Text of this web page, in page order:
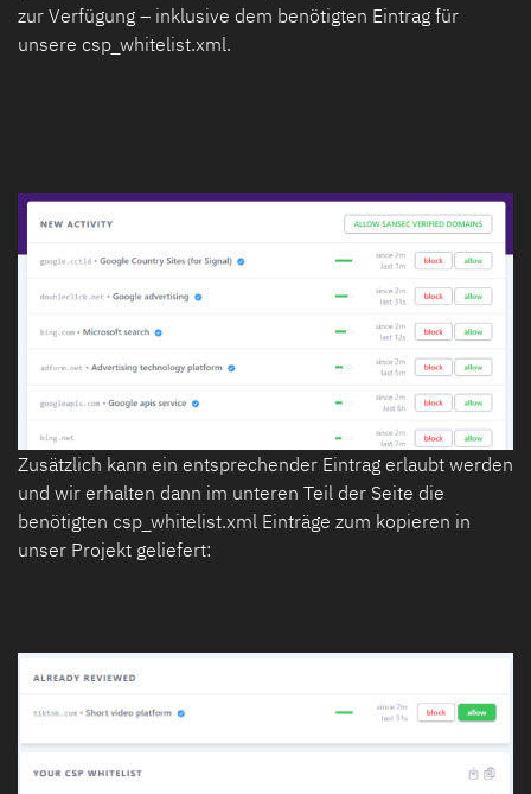
zur Verfügung – inklusive dem benötigten Eintrag für
unsere csp_whitelist.xml.
Zusätzlich kann ein entsprechender Eintrag erlaubt werden
und wir erhalten dann im unteren Teil der Seite die
benötigten csp_whitelist.xml Einträge zum kopieren in
unser Projekt geliefert: